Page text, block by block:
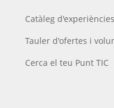
Catàleg d'experiències
Tauler d'ofertes i
Cerca el teu Punt TIC